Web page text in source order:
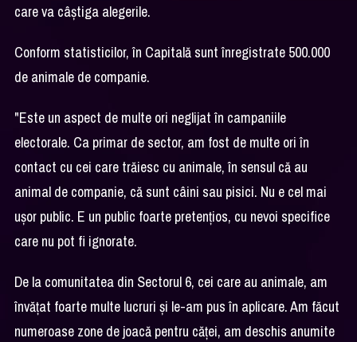
care va câştiga alegerile.
Conform statisticilor, în Capitală sunt înregistrate 500.000
de animale de companie.
"Este un aspect de multe ori neglijat în campaniile
electorale. Ca primar de sector, am fost de multe ori în
contact cu cei care trăiesc cu animale, în sensul că au
animal de companie, că sunt câini sau pisici. Nu e cel mai
uşor public. E un public foarte pretenţios, cu nevoi specifice
care nu pot fi ignorate.
De la comunitatea din Sectorul 6, cei care au animale, am
învăţat foarte multe lucruri şi le-am pus în aplicare. Am făcut
numeroase zone de joacă pentru căţei, am deschis anumite